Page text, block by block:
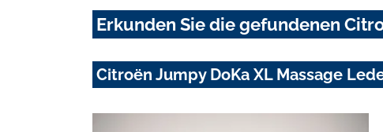
Erkunden Sie die gefundenen
Citroën Jumpy DoKa XL Massage